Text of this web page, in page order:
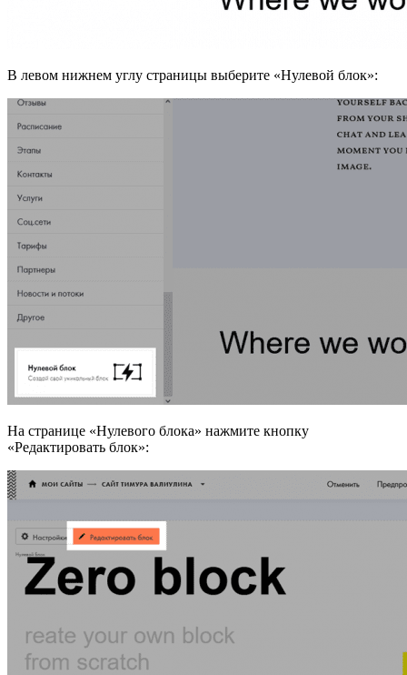
В левом нижнем углу страницы выберите «Нулевой блок»:
На странице «Нулевого блока» нажмите кнопку
«Редактировать блок»: